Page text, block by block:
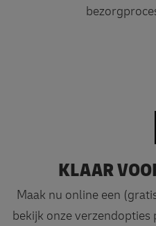
KLAAR
Maak nu online een
bekijk onze